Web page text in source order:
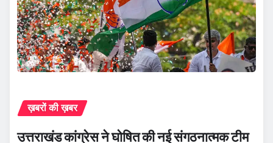
ख़बरों की ख़बर
उत्तराखंड कांग्रेस ने घोषित की नई संगठनात्मक टीम